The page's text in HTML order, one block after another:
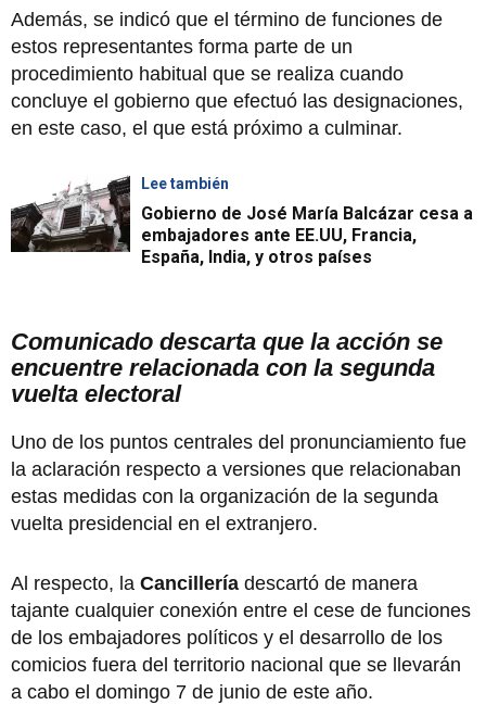
Además, se indicó que el término de funciones de
estos representantes forma parte de un
procedimiento habitual que se realiza cuando
concluye el gobierno que efectuó las designaciones,
en este caso, el que está próximo a culminar.
Lee también
Gobierno de José María Balcázar cesa a
embajadores ante EE.UU, Francia,
España, India, y otros países
Comunicado descarta que la acción se
encuentre relacionada con la segunda
vuelta electoral
Uno de los puntos centrales del pronunciamiento fue
la aclaración respecto a versiones que relacionaban
estas medidas con la organización de la segunda
vuelta presidencial en el extranjero.
Al respecto, la Cancillería descartó de manera
tajante cualquier conexión entre el cese de funciones
de los embajadores políticos y el desarrollo de los
comicios fuera del territorio nacional que se llevarán
a cabo el domingo 7 de junio de este año.